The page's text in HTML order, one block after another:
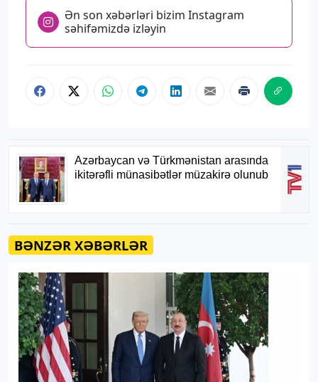
Ən son xəbərləri bizim Instagram
səhifəmizdə izləyin
BƏNZƏR XƏBƏRLƏR